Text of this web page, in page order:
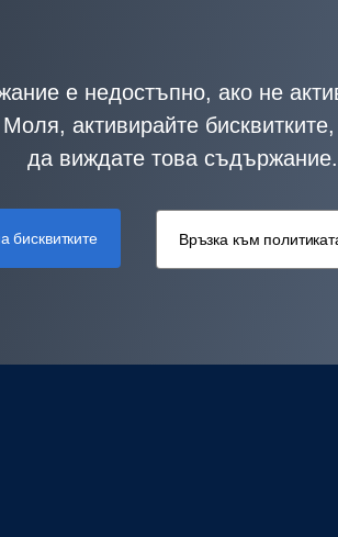
е недостъпно, ако не
Моля, активирайте
да виждате това съдържание.
бисквитките Връзка към